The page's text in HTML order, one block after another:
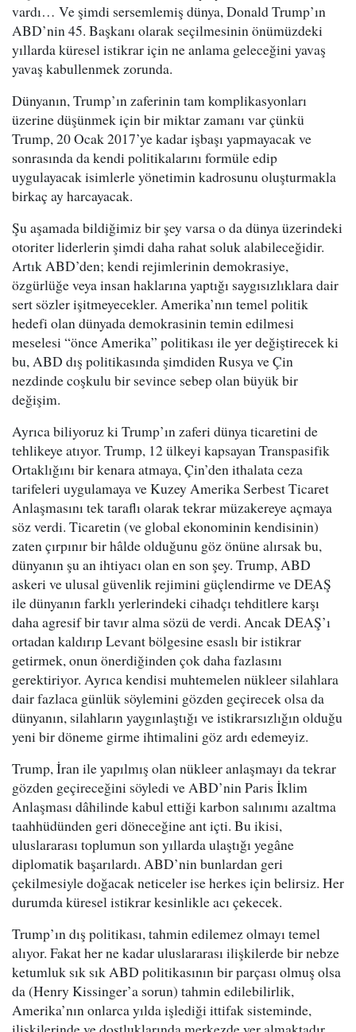
vardı… Ve şimdi sersemlemiş dünya, Donald Trump’ın
ABD’nin 45. Başkanı olarak seçilmesinin önümüzdeki
yıllarda küresel istikrar için ne anlama geleceğini yavaş
yavaş kabullenmek zorunda.
Dünyanın, Trump’ın zaferinin tam komplikasyonları
üzerine düşünmek için bir miktar zamanı var çünkü
Trump, 20 Ocak 2017’ye kadar işbaşı yapmayacak ve
sonrasında da kendi politikalarını formüle edip
uygulayacak isimlerle yönetimin kadrosunu oluşturmakla
birkaç ay harcayacak.
Şu aşamada bildiğimiz bir şey varsa o da dünya üzerindeki
otoriter liderlerin şimdi daha rahat soluk alabileceğidir.
Artık ABD’den; kendi rejimlerinin demokrasiye,
özgürlüğe veya insan haklarına yaptığı saygısızlıklara dair
sert sözler işitmeyecekler. Amerika’nın temel politik
hedefi olan dünyada demokrasinin temin edilmesi
meselesi “önce Amerika” politikası ile yer değiştirecek ki
bu, ABD dış politikasında şimdiden Rusya ve Çin
nezdinde coşkulu bir sevince sebep olan büyük bir
değişim.
Ayrıca biliyoruz ki Trump’ın zaferi dünya ticaretini de
tehlikeye atıyor. Trump, 12 ülkeyi kapsayan Transpasifik
Ortaklığını bir kenara atmaya, Çin’den ithalata ceza
tarifeleri uygulamaya ve Kuzey Amerika Serbest Ticaret
Anlaşmasını tek taraflı olarak tekrar müzakereye açmaya
söz verdi. Ticaretin (ve global ekonominin kendisinin)
zaten çırpınır bir hâlde olduğunu göz önüne alırsak bu,
dünyanın şu an ihtiyacı olan en son şey. Trump, ABD
askeri ve ulusal güvenlik rejimini güçlendirme ve DEAŞ
ile dünyanın farklı yerlerindeki cihadçı tehditlere karşı
daha agresif bir tavır alma sözü de verdi. Ancak DEAŞ’ı
ortadan kaldırıp Levant bölgesine esaslı bir istikrar
getirmek, onun önerdiğinden çok daha fazlasını
gerektiriyor. Ayrıca kendisi muhtemelen nükleer silahlara
dair fazlaca günlük söylemini gözden geçirecek olsa da
dünyanın, silahların yaygınlaştığı ve istikrarsızlığın olduğu
yeni bir döneme girme ihtimalini göz ardı edemeyiz.
Trump, İran ile yapılmış olan nükleer anlaşmayı da tekrar
gözden geçireceğini söyledi ve ABD’nin Paris İklim
Anlaşması dâhilinde kabul ettiği karbon salınımı azaltma
taahhüdünden geri döneceğine ant içti. Bu ikisi,
uluslararası toplumun son yıllarda ulaştığı yegâne
diplomatik başarılardı. ABD’nin bunlardan geri
çekilmesiyle doğacak neticeler ise herkes için belirsiz. Her
durumda küresel istikrar kesinlikle acı çekecek.
Trump’ın dış politikası, tahmin edilemez olmayı temel
alıyor. Fakat her ne kadar uluslararası ilişkilerde bir nebze
ketumluk sık sık ABD politikasının bir parçası olmuş olsa
da (Henry Kissinger’a sorun) tahmin edilebilirlik,
Amerika’nın onlarca yılda işlediği ittifak sisteminde,